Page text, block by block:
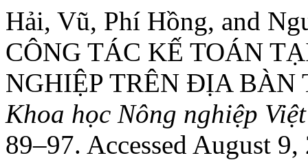
Hải, Vũ, Phí Hồng, and
CÔNG TÁC KẾ TOÁN
NGHIỆP TRÊN ĐỊA
Khoa học Nông nghiệp
89–97. Accessed August 9,